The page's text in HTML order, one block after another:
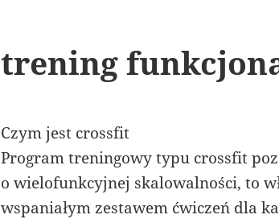
trening
Czym jest crossfit
Program treningowy typu crossfit
o wielofunkcyjnej skalowalności, to
wspaniałym zestawem ćwiczeń dla